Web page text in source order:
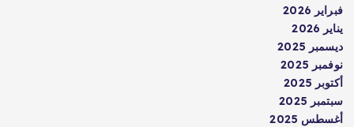
فبراير 2026
يناير 2026
ديسمبر 2025
نوفمبر 2025
أكتوبر 2025
سبتمبر 2025
أغسطس 2025